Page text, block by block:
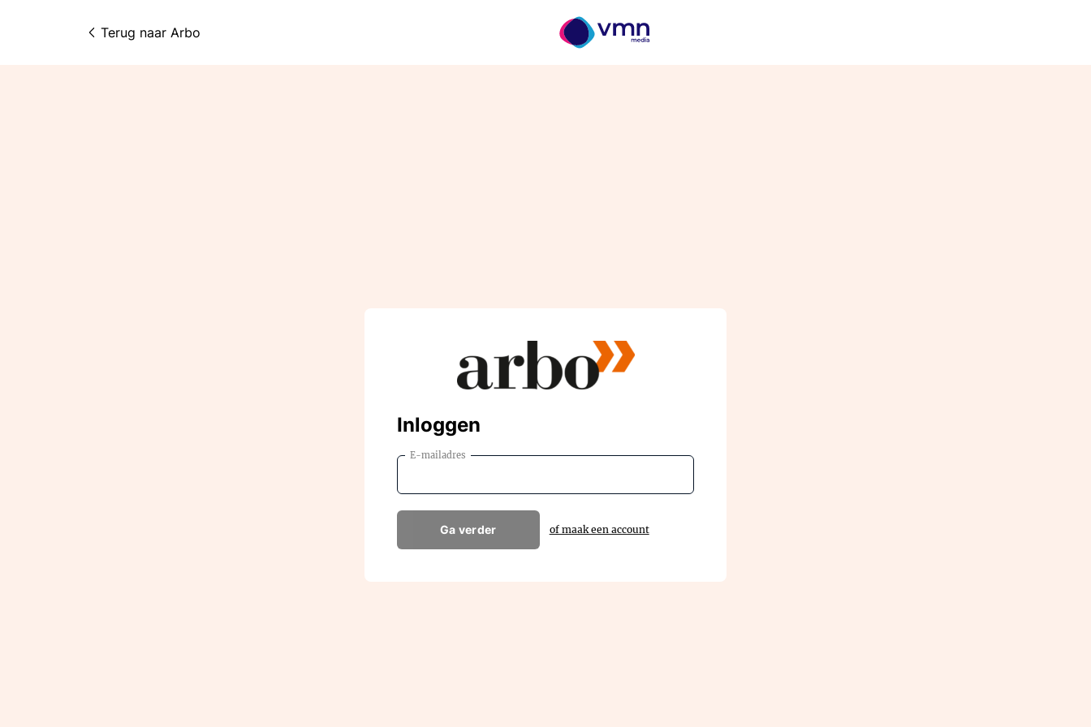
Terug naar Arbo
Inloggen
E-mailadres
Ga verder of maak een account